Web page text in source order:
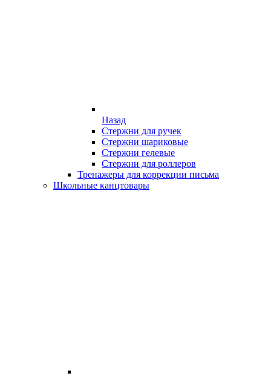
Назад
Стержни для ручек
Стержни шариковые
Стержни гелевые
Стержни для роллеров
Тренажеры для коррекции письма
Школьные канцтовары